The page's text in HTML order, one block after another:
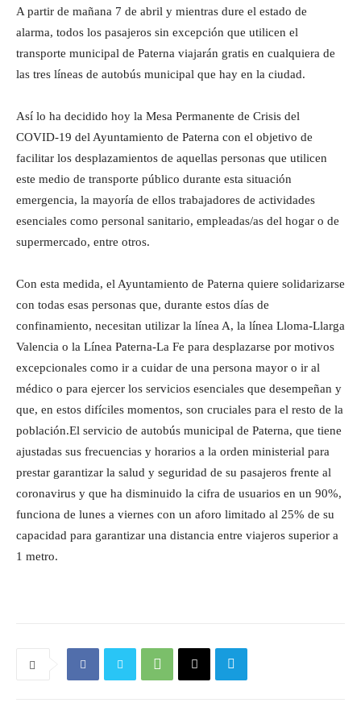
A partir de mañana 7 de abril y mientras dure el estado de
alarma, todos los pasajeros sin excepción que utilicen el
transporte municipal de Paterna viajarán gratis en cualquiera de
las tres líneas de autobús municipal que hay en la ciudad.
Así lo ha decidido hoy la Mesa Permanente de Crisis del
COVID-19 del Ayuntamiento de Paterna con el objetivo de
facilitar los desplazamientos de aquellas personas que utilicen
este medio de transporte público durante esta situación
emergencia, la mayoría de ellos trabajadores de actividades
esenciales como personal sanitario, empleadas/as del hogar o de
supermercado, entre otros.
Con esta medida, el Ayuntamiento de Paterna quiere solidarizarse
con todas esas personas que, durante estos días de
confinamiento, necesitan utilizar la línea A, la línea Lloma-Llarga
Valencia o la Línea Paterna-La Fe para desplazarse por motivos
excepcionales como ir a cuidar de una persona mayor o ir al
médico o para ejercer los servicios esenciales que desempeñan y
que, en estos difíciles momentos, son cruciales para el resto de la
población.El servicio de autobús municipal de Paterna, que tiene
ajustadas sus frecuencias y horarios a la orden ministerial para
prestar garantizar la salud y seguridad de su pasajeros frente al
coronavirus y que ha disminuido la cifra de usuarios en un 90%,
funciona de lunes a viernes con un aforo limitado al 25% de su
capacidad para garantizar una distancia entre viajeros superior a
1 metro.